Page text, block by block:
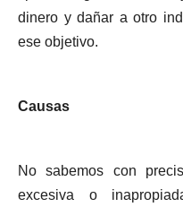
dinero y dañar a otro
ese objetivo.
Causas
No sabemos con
excesiva o